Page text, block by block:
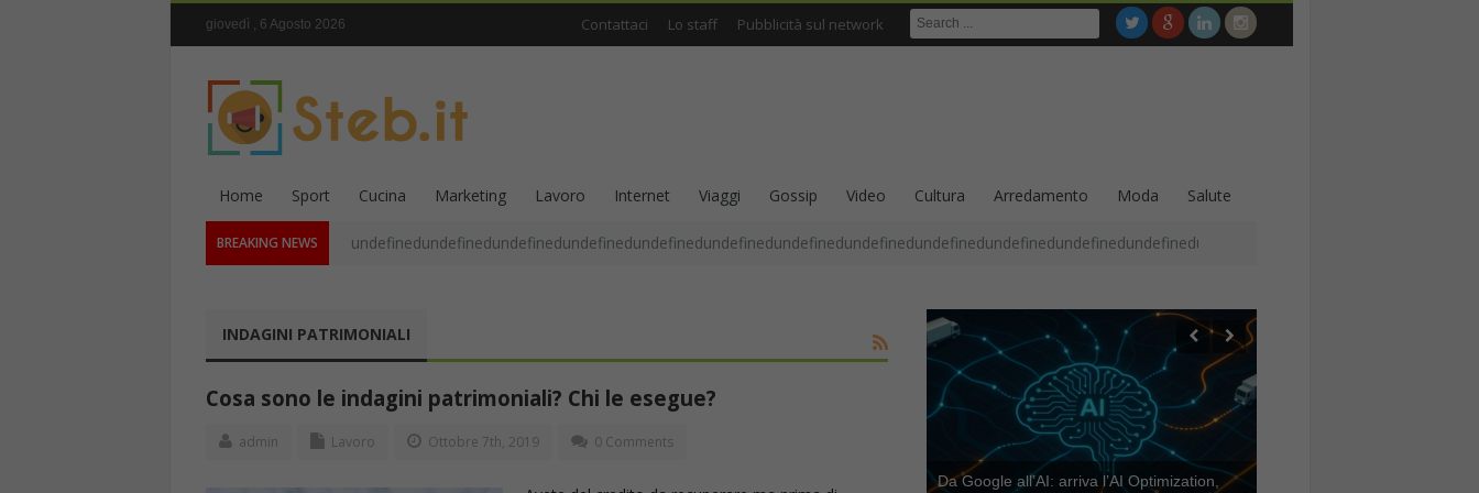
giovedì , 6 Agosto 2026 Contattaci Lo staff Pubblicità sul network
Home Sport Cucina Marketing Lavoro Internet Viaggi Gossip Video Cultura Arredamento Moda Salute
BREAKING NEWS
INDAGINI PATRIMONIALI
Cosa sono le indagini patrimoniali? Chi le esegue?
admin Lavoro Ottobre 7th, 2019 0 Comments
Da Google all’AI: arriva l’AI Optimization,